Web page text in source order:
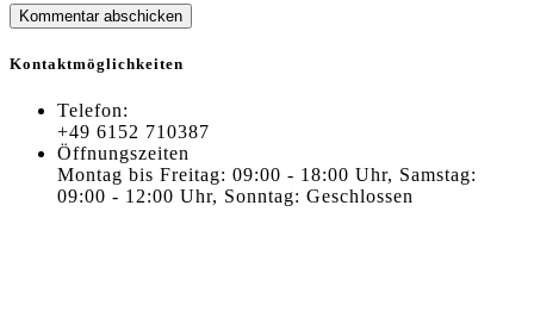
Kontaktmöglichkeiten
Telefon:
+49 6152 710387
Öffnungszeiten
Montag bis Freitag: 09:00 - 18:00 Uhr, Samstag:
09:00 - 12:00 Uhr, Sonntag: Geschlossen